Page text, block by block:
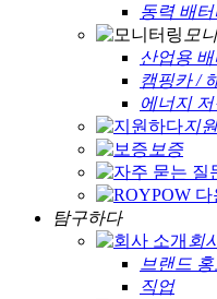
동력 배
모
산업용
캠핑카 /
에너지
지
보증
탐구하다
회
브랜드
직업